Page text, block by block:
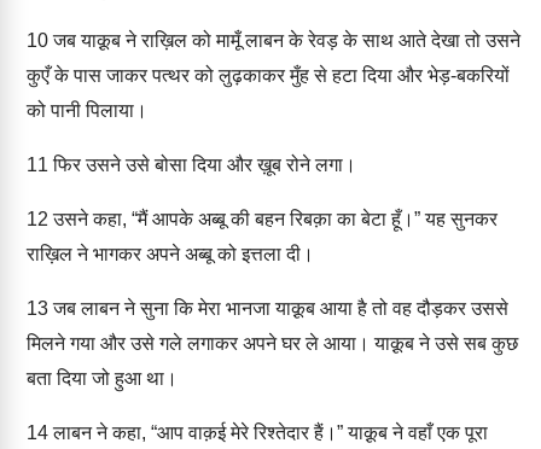
10जब याक़ूब ने राख़िल को मामूँ लाबन के रेवड़ के साथ आते देखा तो उसने
कुएँ के पास जाकर पत्थर को लुढ़काकर मुँह से हटा दिया और भेड़-बकरियों
को पानी पिलाया।
11 फिर उसने उसे बोसा दिया और ख़ूब रोने लगा।
12 उसने कहा, “मैं आपके अब्बू की बहन रिबक़ा का बेटा हूँ।” यह सुनकर
राख़िल ने भागकर अपने अब्बू को इत्तला दी।
13जब लाबन ने सुना कि मेरा भानजा याक़ूब आया है तो वह दौड़कर उससे
मिलने गया और उसे गले लगाकर अपने घर ले आया। याक़ूब ने उसे सब कुछ
बता दिया जो हुआ था।
14लाबन ने कहा, “आप वाक़ई मेरे रिश्तेदार हैं।” याक़ूब ने वहाँ एक पूरा